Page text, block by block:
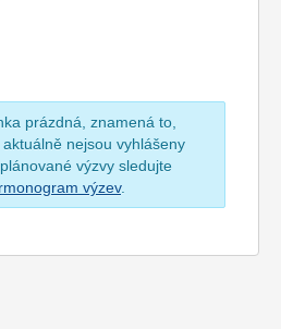
prázdná, znamená to,
nejsou vyhlášeny
výzvy sledujte
výzev.